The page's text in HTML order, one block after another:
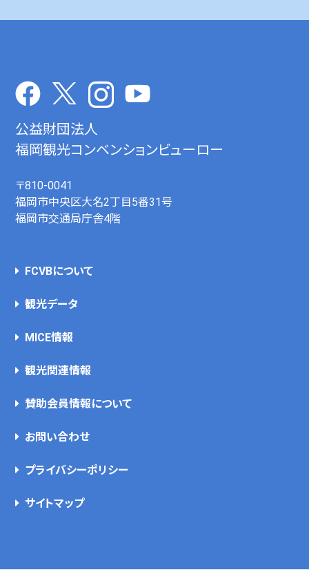
公益財団法人
福岡観光コンベンションビューロー
〒810-0041
福岡市中央区大名2丁目5番31号
福岡市交通局庁舎4階
FCVBについて
観光データ
MICE情報
観光関連情報
賛助会員情報について
お問い合わせ
プライバシーポリシー
サイトマップ